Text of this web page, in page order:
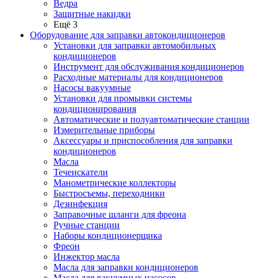
Ведра
Защитные накидки
Ещё 3
Оборудование для заправки автокондиционеров
Установки для заправки автомобильных
кондиционеров
Инструмент для обслуживания кондиционеров
Расходные материалы для кондиционеров
Насосы вакуумные
Установки для промывки системы
кондиционирования
Автоматические и полуавтоматические станции
Измерительные приборы
Аксессуары и приспособления для заправки
кондиционеров
Масла
Течеискатели
Манометрические коллекторы
Быстросъемы, переходники
Дезинфекция
Заправочные шланги для фреона
Ручные станции
Наборы кондиционерщика
Фреон
Инжектор масла
Масла для заправки кондиционеров